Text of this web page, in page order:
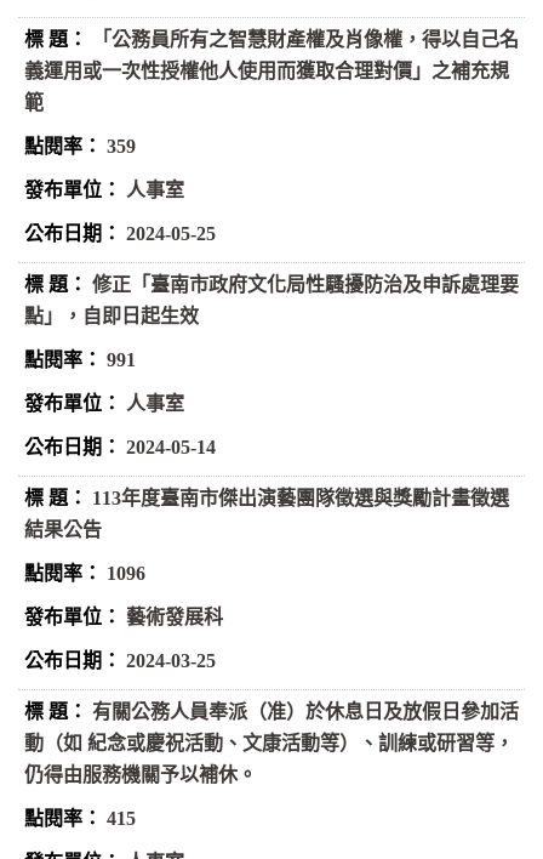
「公務員所有之智慧財產權及肖像權，得以自己名
義運用或一次性授權他人使用而獲取合理對價」之補充規
範
359
人事室
2024-05-25
修正「臺南市政府文化局性騷擾防治及申訴處理要
點」，自即日起生效
991
人事室
2024-05-14
113年度臺南市傑出演藝團隊徵選與獎勵計畫徵選
結果公告
1096
藝術發展科
2024-03-25
有關公務人員奉派（准）於休息日及放假日參加活
動（如 紀念或慶祝活動、文康活動等）、訓練或研習等，
仍得由服務機關予以補休。
415